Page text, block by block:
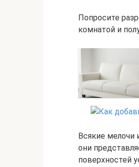
Попросите
комнатой и
Всякие мелочи
они
поверхностей